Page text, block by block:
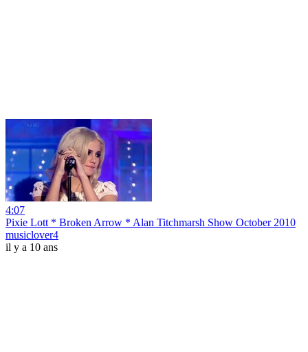
4:07
Pixie Lott * Broken Arrow * Alan Titchmarsh Show October 2010
musiclover4
il y a 10 ans